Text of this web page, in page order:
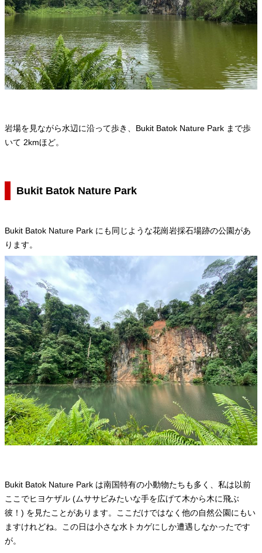
岩場を見ながら水辺に沿って歩き、Bukit Batok Nature Park まで歩
いて 2kmほど。
Bukit Batok Nature Park
Bukit Batok Nature Park にも同じような花崗岩採石場跡の公園があ
ります。
Bukit Batok Nature Park は南国特有の小動物たちも多く、私は以前
ここでヒヨケザル (ムササビみたいな手を広げて木から木に飛ぶ
彼！) を見たことがあります。ここだけではなく他の自然公園にもい
ますけれどね。この日は小さな水トカゲにしか遭遇しなかったです
が。